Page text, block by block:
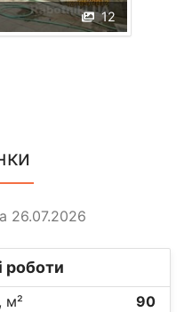
12
26.07.2026
роботи
м² 90